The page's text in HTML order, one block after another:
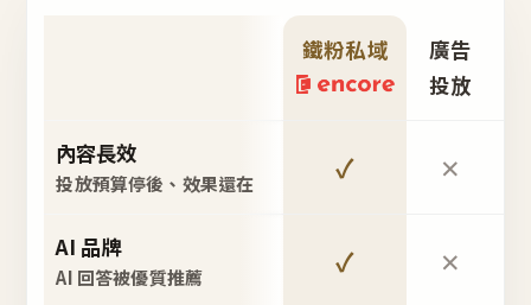
鐵粉私域
廣告
投放
內容長效
投放預算停後、效果還在 ✓ ✕
AI 品牌
AI 回答被優質推薦 ✓ ✕